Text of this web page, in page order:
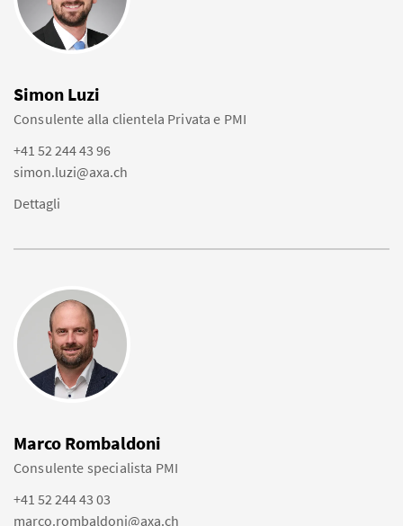
Simon Luzi
Consulente alla clientela Privata e PMI
+41 52 244 43 96
simon.luzi@axa.ch
Dettagli
Marco Rombaldoni
Consulente specialista PMI
+41 52 244 43 03
marco.rombaldoni@axa.ch